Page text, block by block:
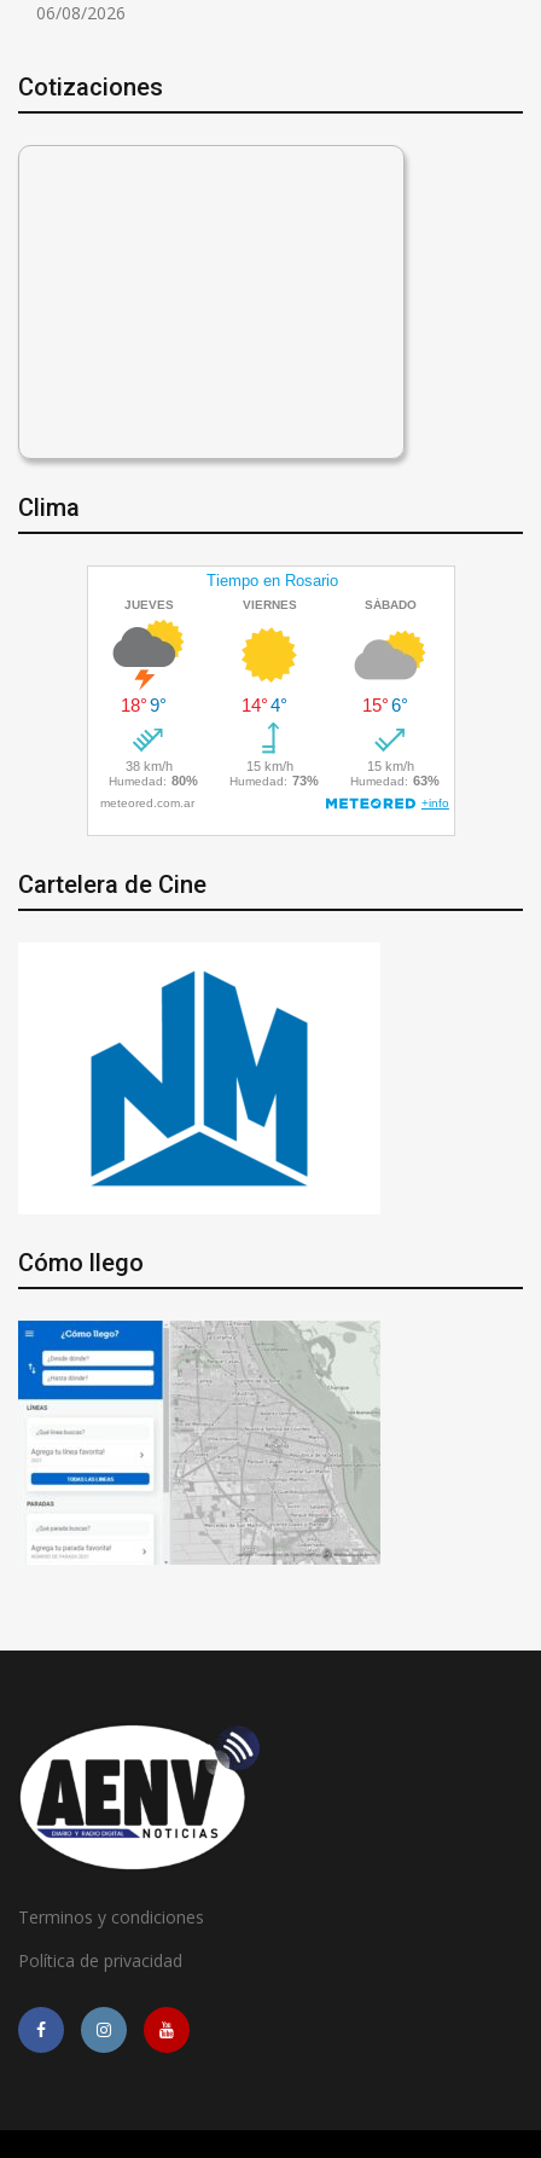
06/08/2026
Cotizaciones
Clima
Cartelera de Cine
Cómo llego
Terminos y condiciones
Política de privacidad